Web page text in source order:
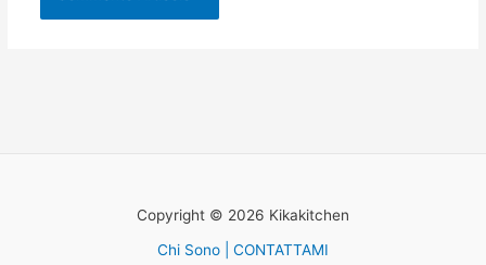
Copyright © 2026 Kikakitchen
Chi Sono | CONTATTAMI